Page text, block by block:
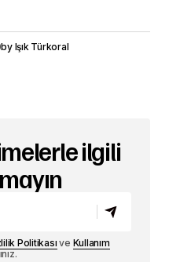
by Işık Türkoral
ilgili
Politikasıve Kullanım